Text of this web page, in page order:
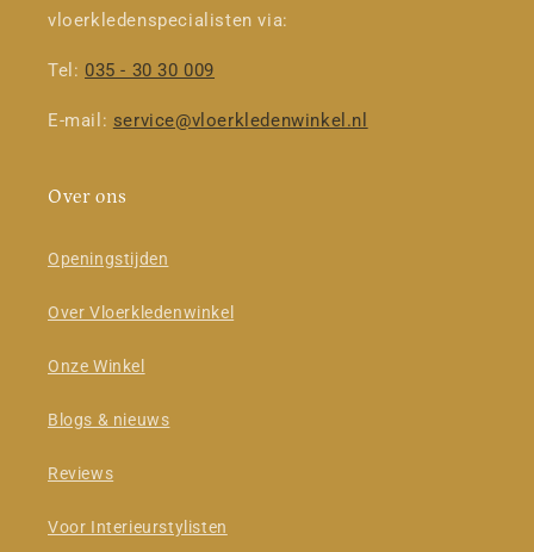
vloerkledenspecialisten via:
Tel: 035 - 30 30 009
E-mail: service@vloerkledenwinkel.nl
Over ons
Openingstijden
Over Vloerkledenwinkel
Onze Winkel
Blogs & nieuws
Reviews
Voor Interieurstylisten